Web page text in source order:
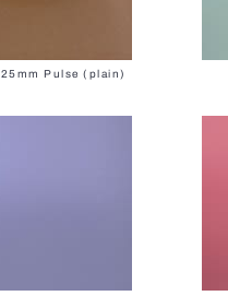
25mm Pulse (plain)